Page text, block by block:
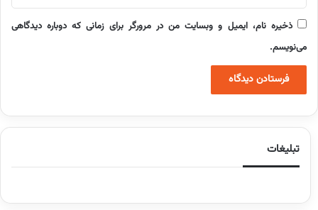
ذخیره نام، ایمیل و وبسایت من در مرورگر برای زمانی که دوباره دیدگاهی
می‌نویسم.
تبلیغات